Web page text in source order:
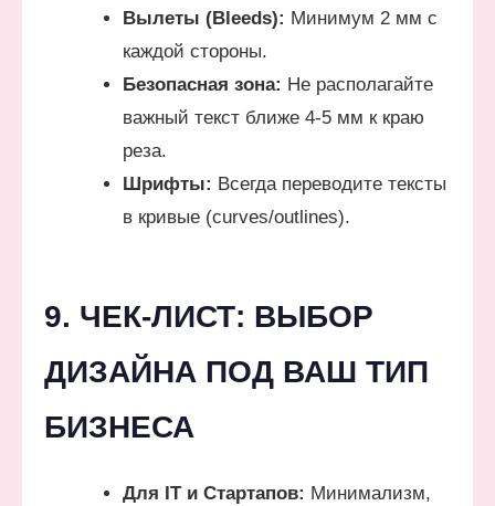
Вылеты (Bleeds): Минимум 2 мм с
каждой стороны.
Безопасная зона: Не располагайте
важный текст ближе 4-5 мм к краю
реза.
Шрифты: Всегда переводите тексты
в кривые (curves/outlines).
9. ЧЕК-ЛИСТ: ВЫБОР
ДИЗАЙНА ПОД ВАШ ТИП
БИЗНЕСА
Для IT и Стартапов: Минимализм,